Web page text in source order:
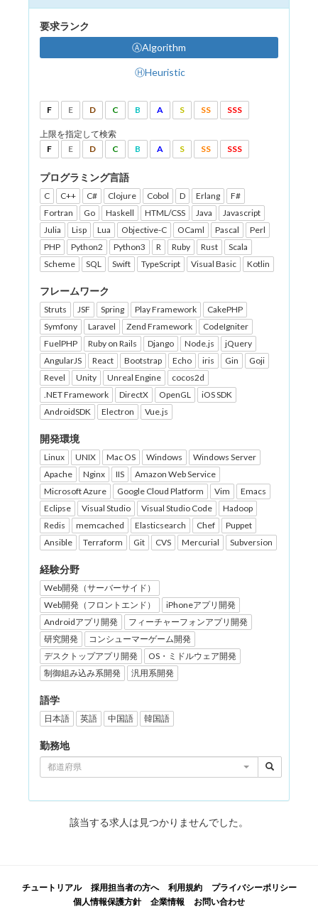
要求ランク
ⒶAlgorithm
ⒽHeuristic
F E D C B A S SS SSS
上限を指定して検索
F
E D C B A S SS SSS
プログラミング言語
C C++ C# Clojure Cobol D Erlang
F#
Fortran
Go Haskell HTML/CSS Java
Javascript
Julia
Lisp Lua Objective-C OCaml Pascal
Perl
PHP
Python2 Python3 R Ruby Rust
Scala
Scheme
SQL Swift TypeScript Visual Basic Kotlin
フレームワーク
Struts JSF Spring Play Framework
CakePHP
Symfony
Laravel Zend Framework
CodeIgniter
FuelPHP
Ruby on Rails Django Node.js
jQuery
AngularJS
React Bootstrap Echo iris Gin
Goji
Revel
Unity Unreal Engine
cocos2d
.NET Framework
DirectX OpenGL
iOS SDK
AndroidSDK
Electron Vue.js
開発環境
Linux UNIX Mac OS Windows
Windows Server
Apache
Nginx IIS
Amazon Web Service
Microsoft Azure
Google Cloud Platform Vim
Emacs
Eclipse
Visual Studio Visual Studio Code
Hadoop
Redis
memcached Elasticsearch Chef
Puppet
Ansible
Terraform Git CVS Mercurial Subversion
経験分野
Web開発（サーバーサイド）
Web開発（フロントエンド）
iPhoneアプリ開発
Androidアプリ開発
フィーチャーフォンアプリ開発
研究開発
コンシューマーゲーム開発
デスクトップアプリ開発
OS・ミドルウェア開発
制御組み込み系開発
汎用系開発
語学
日本語 英語 中国語 韓国語
勤務地
都道府県
該当する求人は見つかりませんでした。
チュートリアル 採用担当者の方へ 利用規約
プライバシーポリシー
個人情報保護方針
企業情報 お問い合わせ